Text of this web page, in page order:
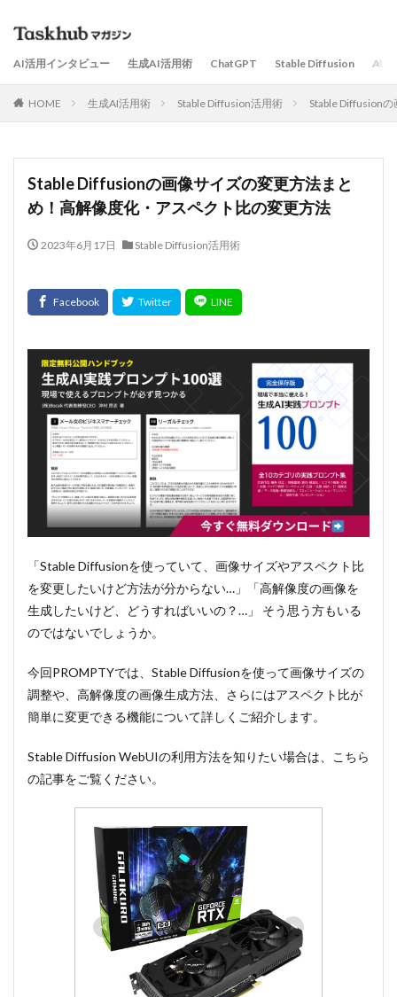
AI活用インタビュー 生成AI活用術 ChatGPT Stable Diffusion AIサ
HOME 生成AI活用術 Stable Diffusion活用術 Stable Diffusion
Stable Diffusionの画像サイズの変更方法まと
め！高解像度化・アスペクト比の変更方法
2023年6月17日 Stable Diffusion活用術
「Stable Diffusionを使っていて、画像サイズやアスペクト比
を変更したいけど方法が分からない…」「高解像度の画像を
生成したいけど、どうすればいいの？…」 そう思う方もいる
のではないでしょうか。
今回PROMPTYでは、Stable Diffusionを使って画像サイズの
調整や、高解像度の画像生成方法、さらにはアスペクト比が
簡単に変更できる機能について詳しくご紹介します。
Stable Diffusion WebUIの利用方法を知りたい場合は、こちら
の記事をご覧ください。